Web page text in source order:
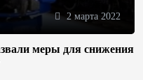
2 марта 2022
меры для снижения